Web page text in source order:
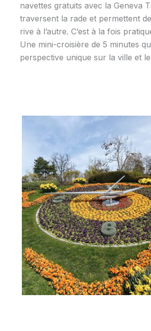
navettes gratuits avec la Geneva
traversent la rade et permettent
rive à l’autre. C’est à la fois
Une mini-croisière de 5 minutes
perspective unique sur la ville et le